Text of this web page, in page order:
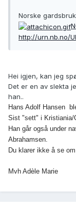
Norske
http://urn.nb.no/
Hei igjen, kan jeg
Det er en av slekta
han..
Hans Adolf Hansen
Sist "sett" i Kristiania/
Han går også under
Abrahamsen.
Du klarer ikke å se
Mvh Adèle Marie